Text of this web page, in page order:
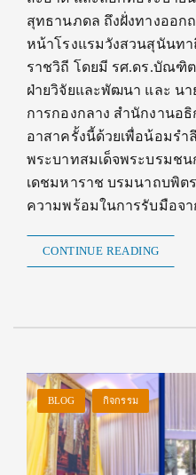
สุทธานภดล ถึงฝั่งทางออก
หน้าโรงแรมวังสวนสุนันท
ราชวิถี โดยมี รศ.ดร.บัณฑิ
ฝ่ายวิจัยและพัฒนา และ น
การกองกลาง สำนักงานอ
อาสาครั้งนี้ด้วยเพื่อน้อมร
พระบาทสมเด็จพระบรมช
เดชมหาราช บรมนาถบพิต
ความพร้อมในการรับมือ
CONTINUE READING
BLOG กิจกรรม